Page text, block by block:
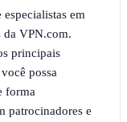
especialistas em
da VPN.com.
principais
possa
forma
patrocinadores e